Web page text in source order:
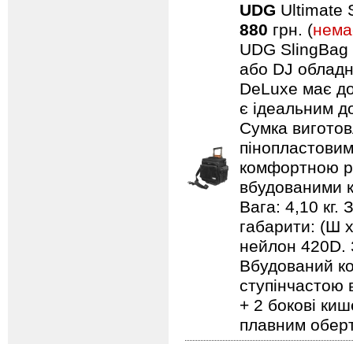
UDG Ultimate
880 грн. (
UDG
або DJ
DeLuxe має
є ідеальним
Сумка
комфортною
вбудованими
Вага: 4,10 кг.
габарити: (Ш
нейлон 420D.
Вбудований
+ 2 бокові
плавним